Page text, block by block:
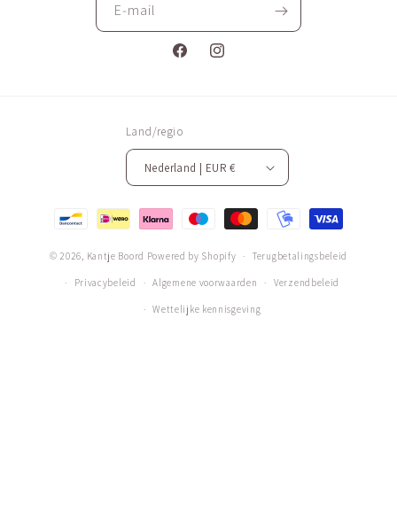
E‑mail
FacebookInstagram
Land/regio
Nederland | EUR €
Betaalmethoden
© 2026, Kantje Boord Powered by Shopify Terugbetalingsbeleid
Privacybeleid Algemene voorwaarden Verzendbeleid
Wettelijke kennisgeving